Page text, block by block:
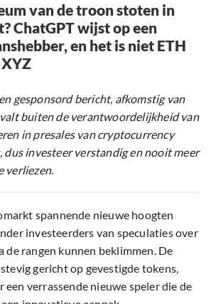
van de troon stoten in
ChatGPT wijst op een
en het is niet ETH
gesponsord bericht, afkomstig van
buiten de verantwoordelijkheid van
in presales van cryptocurrency
dus investeer verstandig en nooit meer
verliezen.
spannende nieuwe hoogten
investeerders van speculaties over
de rangen kunnen beklimmen. De
gericht op gevestigde tokens,
een verrassende nieuwe speler die de